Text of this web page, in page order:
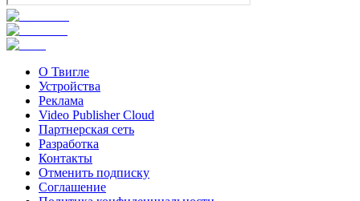
О Твигле
Устройства
Реклама
Video Publisher Cloud
Партнерская сеть
Разработка
Контакты
Отменить подписку
Соглашение